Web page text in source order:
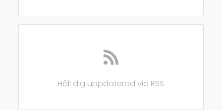
Håll dig uppdaterad via RSS